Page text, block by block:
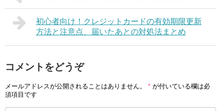
初心者向け！クレジットカードの有効期限更新
方法と注意点、届いたあとの対処法まとめ
コメントをどうぞ
メールアドレスが公開されることはありません。 * が付いている欄は必
須項目です